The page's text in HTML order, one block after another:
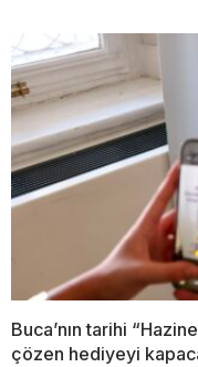
Buca’nın tarihi
çözen hediyeyi